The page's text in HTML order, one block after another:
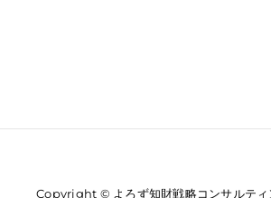
Copyright © よろず知財戦略コンサルテ